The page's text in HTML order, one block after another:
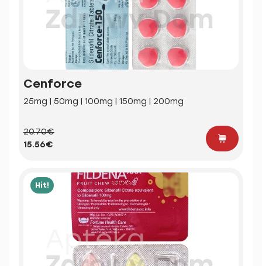
Cenforce
25mg | 50mg | 100mg | 150mg | 200mg
20.70€
15.56€
Hit!